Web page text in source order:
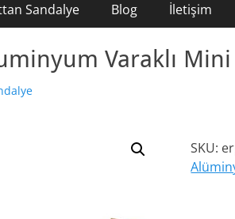
Sandalye Blog İletişim
Varaklı
SKU: